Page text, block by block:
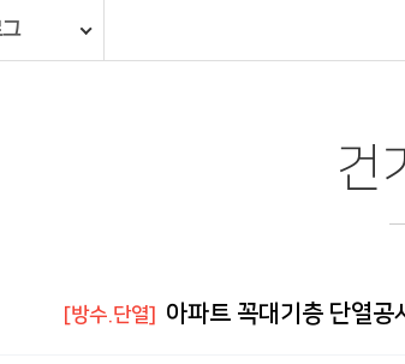
건
[방수.단열] 아파트 꼭대기층 단열공